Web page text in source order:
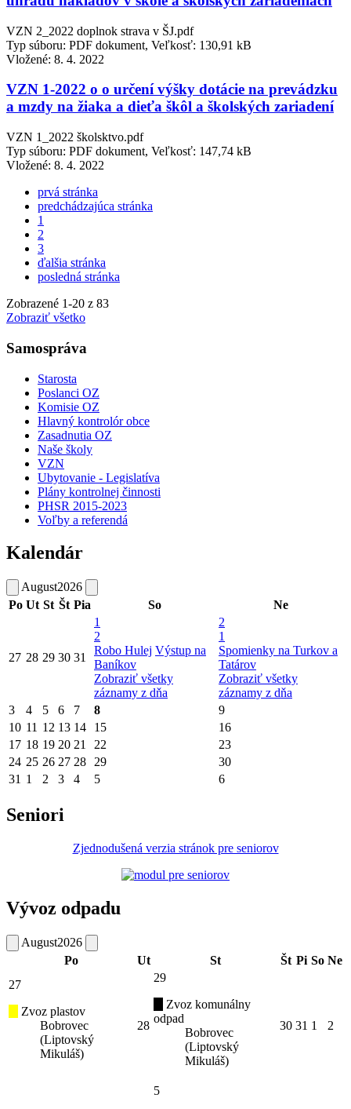
VZN 2_2022 doplnok strava v ŠJ.pdf
Typ súboru: PDF dokument, Veľkosť: 130,91 kB
Vložené: 8. 4. 2022
VZN 1-2022 o o určení výšky dotácie na prevádzku
a mzdy na žiaka a dieťa škôl a školských zariadení
VZN 1_2022 školsktvo.pdf
Typ súboru: PDF dokument, Veľkosť: 147,74 kB
Vložené: 8. 4. 2022
prvá stránka
predchádzajúca stránka
1
2
3
ďalšia stránka
posledná stránka
Zobrazené 1-20 z 83
Zobraziť všetko
Samospráva
Starosta
Poslanci OZ
Komisie OZ
Hlavný kontrolór obce
Zasadnutia OZ
Naše školy
VZN
Ubytovanie - Legislatíva
Plány kontrolnej činnosti
PHSR 2015-2023
Voľby a referendá
Kalendár
August2026
Po Ut St Št Pia So Ne
27 28 29 30 31
1
2
Robo Hulej Výstup na
Baníkov
Zobraziť všetky
záznamy z dňa
2
1
Spomienky na Turkov a
Tatárov
Zobraziť všetky
záznamy z dňa
3
4 5 6 7 8
9
10 11 12 13 14 15
16
17 18 19 20 21 22
23
24 25 26 27 28 29
30
31 1 2 3 4 5 6
Seniori
Zjednodušená verzia stránok pre seniorov
Vývoz odpadu
August2026
Po
Ut St Št Pi So Ne
27
Zvoz plastov
Bobrovec
(Liptovský
Mikuláš)
28
29
Zvoz komunálny
odpad
Bobrovec
(Liptovský
Mikuláš)
30 31 1 2
5